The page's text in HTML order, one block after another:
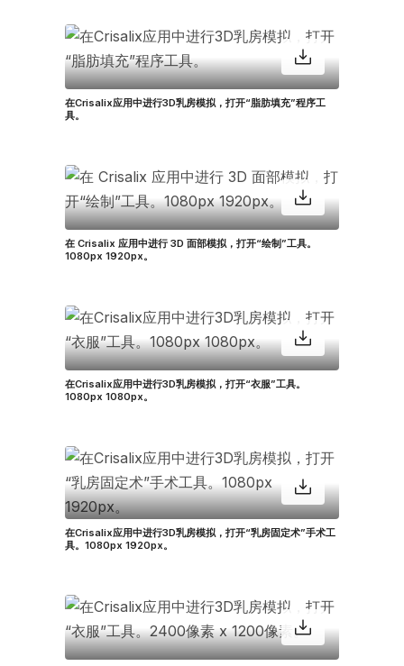
在Crisalix应用中进行3D乳房模拟，打开“脂肪填充”程序工
具。
在 Crisalix 应用中进行 3D 面部模拟，打开“绘制”工具。
1080px 1920px。
在Crisalix应用中进行3D乳房模拟，打开“衣服”工具。
1080px 1080px。
在Crisalix应用中进行3D乳房模拟，打开“乳房固定术”手术工
具。1080px 1920px。